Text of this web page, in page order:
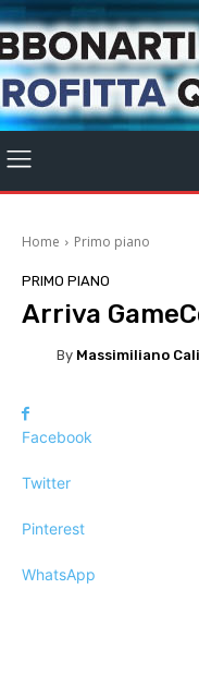
Home Primo piano
PRIMO PIANO
Arriva
By Massimiliano
Facebook
Twitter
Pinterest
WhatsApp